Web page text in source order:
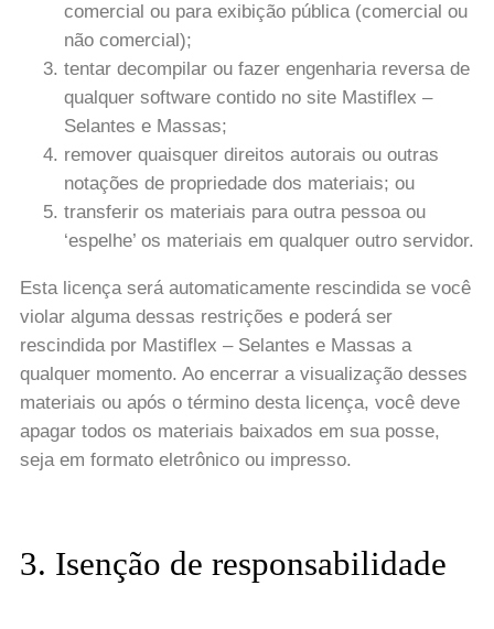
comercial ou para exibição pública (comercial ou
não comercial);
tentar decompilar ou fazer engenharia reversa de
qualquer software contido no site Mastiflex –
Selantes e Massas;
remover quaisquer direitos autorais ou outras
notações de propriedade dos materiais; ou
transferir os materiais para outra pessoa ou
‘espelhe’ os materiais em qualquer outro servidor.
Esta licença será automaticamente rescindida se você
violar alguma dessas restrições e poderá ser
rescindida por Mastiflex – Selantes e Massas a
qualquer momento. Ao encerrar a visualização desses
materiais ou após o término desta licença, você deve
apagar todos os materiais baixados em sua posse,
seja em formato eletrônico ou impresso.
3. Isenção de responsabilidade